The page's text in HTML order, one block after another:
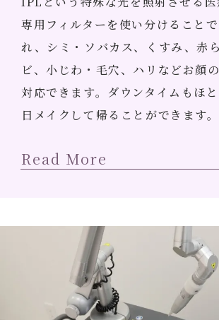
専用フィルターを使い分けること
れ、シミ・ソバカス、くすみ、赤
ビ、小じわ・毛穴、ハリなどお顔
対応できます。ダウンタイムもほ
日メイクして帰ることができます。
Read More